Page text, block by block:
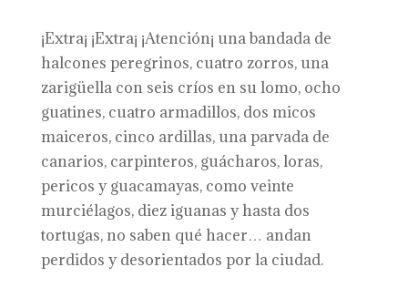
¡Extra¡ ¡Extra¡ ¡Atención¡ una bandada de
halcones peregrinos, cuatro zorros, una
zarigüella con seis críos en su lomo, ocho
guatines, cuatro armadillos, dos micos
maiceros, cinco ardillas, una parvada de
canarios, carpinteros, guácharos, loras,
pericos y guacamayas, como veinte
murciélagos, diez iguanas y hasta dos
tortugas, no saben qué hacer… andan
perdidos y desorientados por la ciudad.